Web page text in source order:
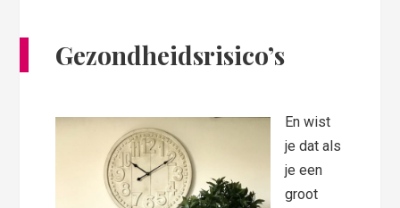
Gezondheidsrisico’s
En wist
je dat als
je een
groot